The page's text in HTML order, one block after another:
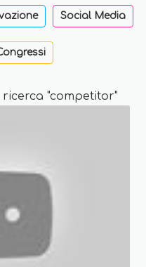
Social Media
"competitor"